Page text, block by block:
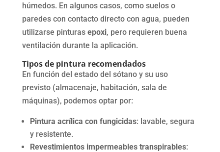
húmedos. En algunos casos, como suelos o
paredes con contacto directo con agua, pueden
utilizarse pinturas epoxi, pero requieren buena
ventilación durante la aplicación.
Tipos de pintura recomendados
En función del estado del sótano y su uso
previsto (almacenaje, habitación, sala de
máquinas), podemos optar por:
Pintura acrílica con fungicidas: lavable, segura
y resistente.
Revestimientos impermeables transpirables: